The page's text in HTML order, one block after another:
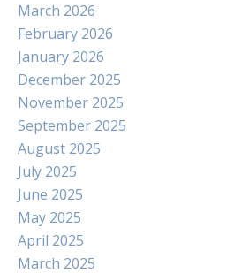
March 2026
February 2026
January 2026
December 2025
November 2025
September 2025
August 2025
July 2025
June 2025
May 2025
April 2025
March 2025